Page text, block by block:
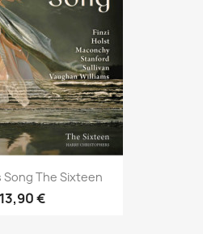
Song The Sixteen
13,90 €